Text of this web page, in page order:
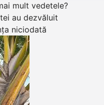
mult vedetele?
au dezvăluit
niciodată